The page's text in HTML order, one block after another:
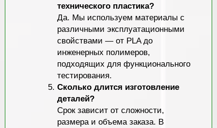
технического пластика?
Да. Мы используем материалы с
различными эксплуатационными
свойствами — от PLA до
инженерных полимеров,
подходящих для функционального
тестирования.
Сколько длится изготовление
деталей?
Срок зависит от сложности,
размера и объема заказа. В